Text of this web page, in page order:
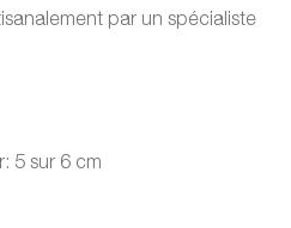
par un spécialiste
5 sur 6 cm